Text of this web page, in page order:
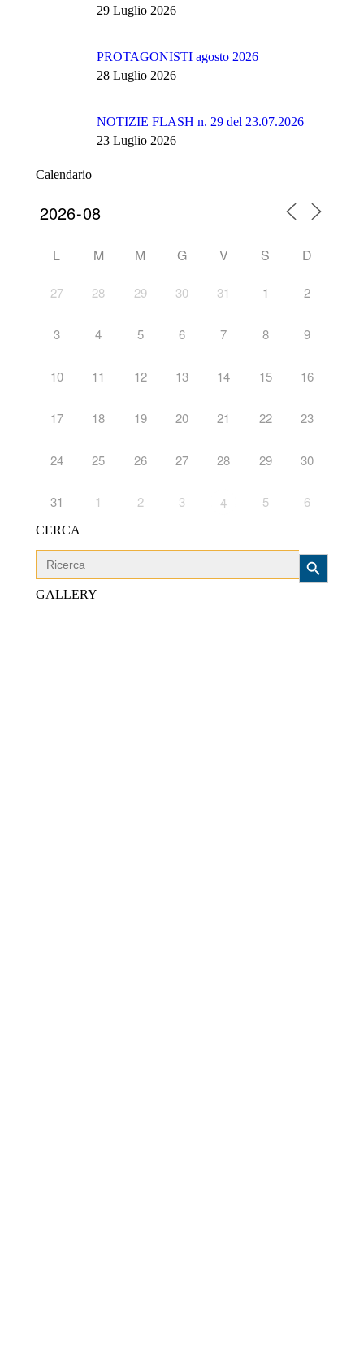
29 Luglio 2026
PROTAGONISTI agosto 2026
28 Luglio 2026
NOTIZIE FLASH n. 29 del 23.07.2026
23 Luglio 2026
Calendario
L M M G V S D
27 28 29 30 31 1 2
3 4 5 6 7 8 9
10 11 12 13 14 15 16
17 18 19 20 21 22 23
24 25 26 27 28 29 30
31 1 2 3 4 5 6
CERCA
Search
for:
Search Button
GALLERY